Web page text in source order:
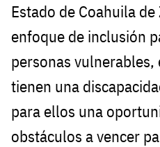
Estado de Coahuila
enfoque de inclusión
personas
tienen una
para ellos una
obstáculos a vencer